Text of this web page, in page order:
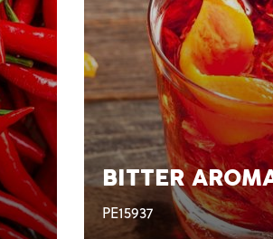
BITTER
PE15937